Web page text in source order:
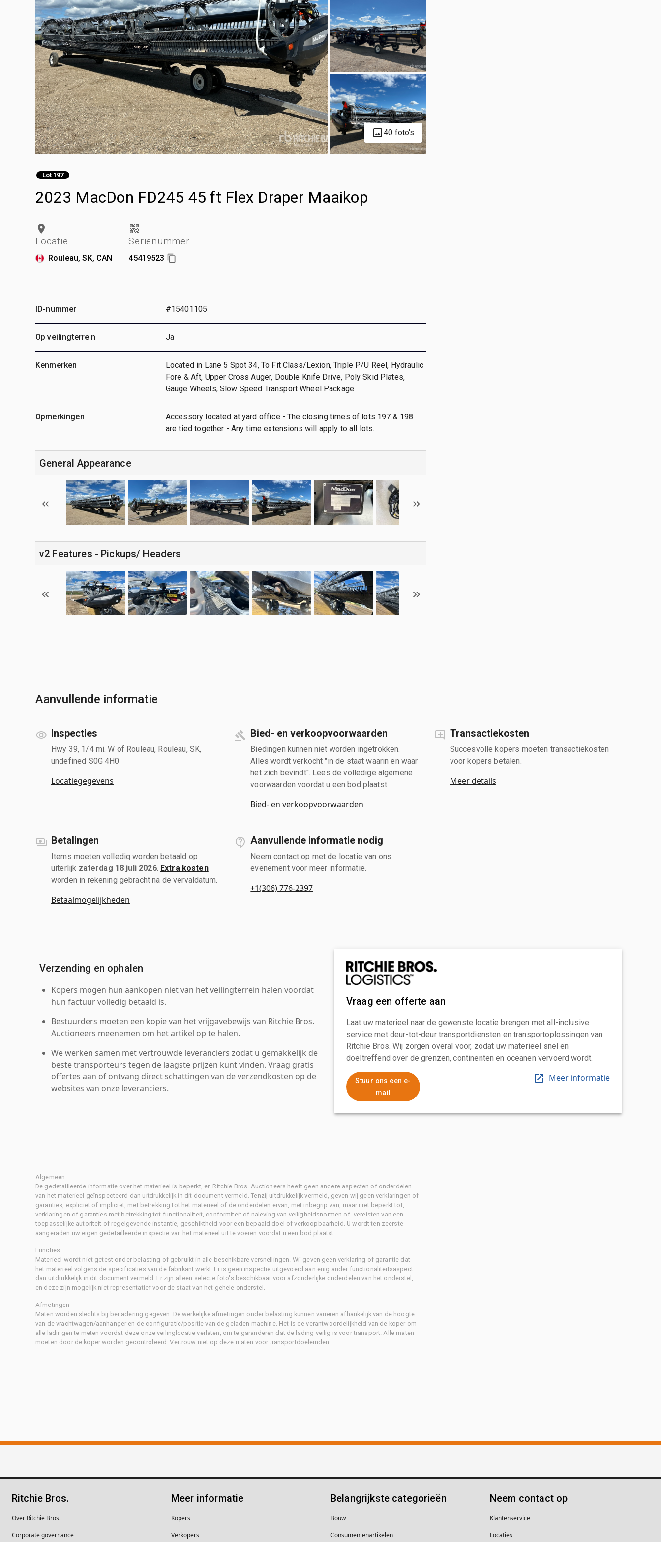
40 foto's
Lot 197
2023 MacDon FD245 45 ft Flex Draper Maaikop
Locatie
Rouleau, SK, CAN
Serienummer
45419523
ID-nummer #15401105
Op veilingterrein Ja
Kenmerken
Located in Lane 5 Spot 34, To Fit Class/Lexion, Triple P/U Reel, Hydraulic
Fore & Aft, Upper Cross Auger, Double Knife Drive, Poly Skid Plates,
Gauge Wheels, Slow Speed Transport Wheel Package
Opmerkingen
Accessory located at yard office - The closing times of lots 197 & 198
are tied together - Any time extensions will apply to all lots.
General Appearance
v2 Features - Pickups/ Headers
Aanvullende informatie
Inspecties
Hwy 39, 1/4 mi. W of Rouleau, Rouleau, SK,
undefined S0G 4H0
Locatiegegevens
Bied- en verkoopvoorwaarden
Biedingen kunnen niet worden ingetrokken.
Alles wordt verkocht "in de staat waarin en waar
het zich bevindt". Lees de volledige algemene
voorwaarden voordat u een bod plaatst.
Bied- en verkoopvoorwaarden
Transactiekosten
Succesvolle kopers moeten transactiekosten
voor kopers betalen.
Meer details
Betalingen
Items moeten volledig worden betaald op
uiterlijk zaterdag 18 juli 2026. Extra kosten
worden in rekening gebracht na de vervaldatum.
Betaalmogelijkheden
Aanvullende informatie nodig
Neem contact op met de locatie van ons
evenement voor meer informatie.
+1(306) 776-2397
Verzending en ophalen
Kopers mogen hun aankopen niet van het veilingterrein halen voordat
hun factuur volledig betaald is.
Bestuurders moeten een kopie van het vrijgavebewijs van Ritchie Bros.
Auctioneers meenemen om het artikel op te halen.
We werken samen met vertrouwde leveranciers zodat u gemakkelijk de
beste transporteurs tegen de laagste prijzen kunt vinden. Vraag gratis
offertes aan of ontvang direct schattingen van de verzendkosten op de
websites van onze leveranciers.
Vraag een offerte aan
Laat uw materieel naar de gewenste locatie brengen met all-inclusive
service met deur-tot-deur transportdiensten en transportoplossingen van
Ritchie Bros. Wij zorgen overal voor, zodat uw materieel snel en
doeltreffend over de grenzen, continenten en oceanen vervoerd wordt.
Stuur ons een e-
mail
Meer informatie
Algemeen
De gedetailleerde informatie over het materieel is beperkt, en Ritchie Bros. Auctioneers heeft geen andere aspecten of onderdelen
van het materieel geïnspecteerd dan uitdrukkelijk in dit document vermeld. Tenzij uitdrukkelijk vermeld, geven wij geen verklaringen of
garanties, expliciet of impliciet, met betrekking tot het materieel of de onderdelen ervan, met inbegrip van, maar niet beperkt tot,
verklaringen of garanties met betrekking tot functionaliteit, conformiteit of naleving van veiligheidsnormen of -vereisten van een
toepasselijke autoriteit of regelgevende instantie, geschiktheid voor een bepaald doel of verkoopbaarheid. U wordt ten zeerste
aangeraden uw eigen gedetailleerde inspectie van het materieel uit te voeren voordat u een bod plaatst.
Functies
Materieel wordt niet getest onder belasting of gebruikt in alle beschikbare versnellingen. Wij geven geen verklaring of garantie dat
het materieel volgens de specificaties van de fabrikant werkt. Er is geen inspectie uitgevoerd aan enig ander functionaliteitsaspect
dan uitdrukkelijk in dit document vermeld. Er zijn alleen selecte foto's beschikbaar voor afzonderlijke onderdelen van het onderstel,
en deze zijn mogelijk niet representatief voor de staat van het gehele onderstel.
Afmetingen
Maten worden slechts bij benadering gegeven. De werkelijke afmetingen onder belasting kunnen variëren afhankelijk van de hoogte
van de vrachtwagen/aanhanger en de configuratie/positie van de geladen machine. Het is de verantwoordelijkheid van de koper om
alle ladingen te meten voordat deze onze veilinglocatie verlaten, om te garanderen dat de lading veilig is voor transport. Alle maten
moeten door de koper worden gecontroleerd. Vertrouw niet op deze maten voor transportdoeleinden.
Ritchie Bros.
Over Ritchie Bros.
Corporate governance
Meer informatie
Kopers
Verkopers
Belangrijkste categorieën
Bouw
Consumentenartikelen
Neem contact op
Klantenservice
Locaties